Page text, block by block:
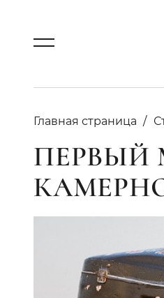
Главная страница
ПЕРВЫЙ